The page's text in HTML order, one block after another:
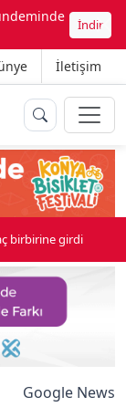
İndir
İletişim
birbirine girdi
Özkan’dan
Google News